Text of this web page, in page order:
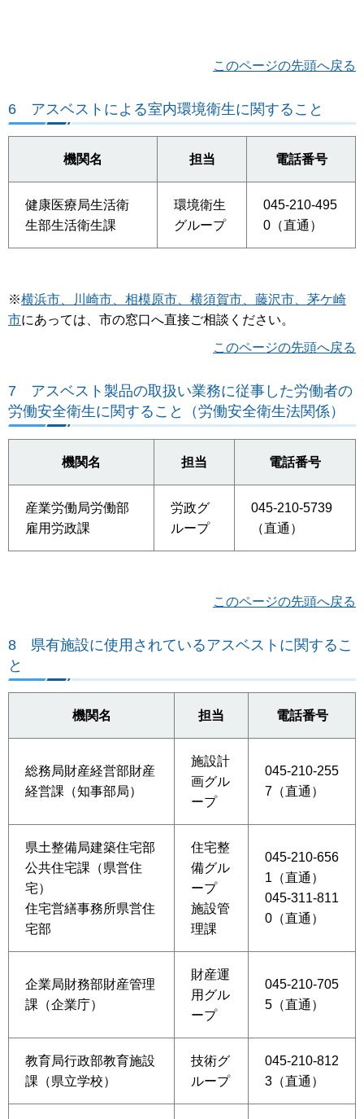
このページの先頭へ戻る
6 アスベストによる室内環境衛生に関すること
機関名 担当 電話番号
健康医療局生活衛
生部生活衛生課
環境衛生
グループ
045-210-495
0（直通）
※横浜市、川崎市、相模原市、横須賀市、藤沢市、茅ケ崎
市にあっては、市の窓口へ直接ご相談ください。
このページの先頭へ戻る
7 アスベスト製品の取扱い業務に従事した労働者の
労働安全衛生に関すること（労働安全衛生法関係）
機関名 担当 電話番号
産業労働局労働部
雇用労政課
労政グ
ループ
045-210-5739
（直通）
このページの先頭へ戻る
8 県有施設に使用されているアスベストに関するこ
と
機関名 担当 電話番号
総務局財産経営部財産
経営課（知事部局）
施設計
画グル
ープ
045-210-255
7（直通）
県土整備局建築住宅部
公共住宅課（県営住
宅）
住宅営繕事務所県営住
宅部
住宅整
備グル
ープ
施設管
理課
045-210-656
1（直通）
045-311-811
0（直通）
企業局財務部財産管理
課（企業庁）
財産運
用グル
ープ
045-210-705
5（直通）
教育局行政部教育施設
課（県立学校）
技術グ
ループ
045-210-812
3（直通）